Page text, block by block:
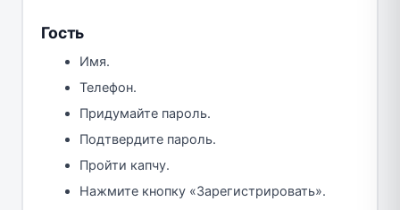
Гость
Имя.
Телефон.
Придумайте пароль.
Подтвердите пароль.
Пройти капчу.
Нажмите кнопку «Зарегистрировать».